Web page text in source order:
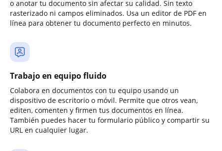
o anotar tu documento sin afectar su calidad. Sin texto
rasterizado ni campos eliminados. Usa un editor de PDF en
línea para obtener tu documento perfecto en minutos.
Trabajo en equipo fluido
Colabora en documentos con tu equipo usando un
dispositivo de escritorio o móvil. Permite que otros vean,
editen, comenten y firmen tus documentos en línea.
También puedes hacer tu formulario público y compartir su
URL en cualquier lugar.